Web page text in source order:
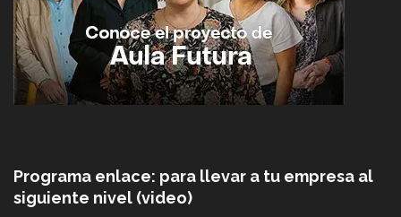
Programa enlace: para llevar a tu empresa al
siguiente nivel (video)